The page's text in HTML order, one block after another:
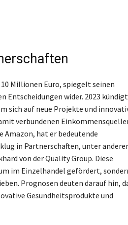
Millionen Euro, spiegelt seinen
Entscheidungen wider. 2023
sich auf neue Projekte und
verbundenen
hat er bedeutende
in Partnerschaften, unter
von der Quality Group. Diese
im Einzelhandel gefördert,
Prognosen deuten darauf hin,
Gesundheitsprodukte und